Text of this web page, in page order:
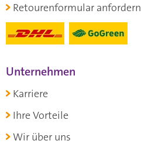
Retourenformular anfordern
Unternehmen
Karriere
Ihre Vorteile
Wir über uns